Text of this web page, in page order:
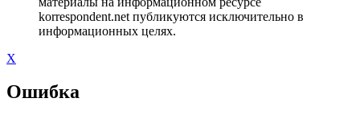
korrespondent.net публикуются исключительно в
информационных целях.
X
Ошибка